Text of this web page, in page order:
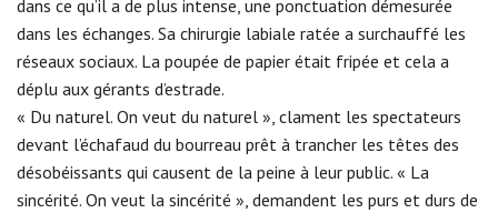
dans ce qu’il a de plus intense, une ponctuation démesurée
dans les échanges. Sa chirurgie labiale ratée a surchauffé les
réseaux sociaux. La poupée de papier était fripée et cela a
déplu aux gérants d’estrade.
« Du naturel. On veut du naturel », clament les spectateurs
devant l’échafaud du bourreau prêt à trancher les têtes des
désobéissants qui causent de la peine à leur public. « La
sincérité. On veut la sincérité », demandent les purs et durs de